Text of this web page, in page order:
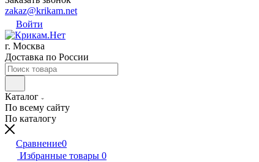
zakaz@krikam.net
Войти
г. Москва
Доставка по России
Каталог
По всему сайту
По каталогу
Сравнение0
Избранные товары 0